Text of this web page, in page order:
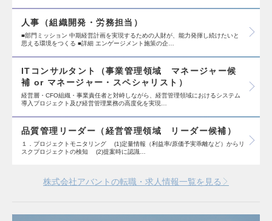
人事（組織開発・労務担当）
■部門ミッション 中期経営計画を実現するための人財が、能力発揮し続けたいと
思える環境をつくる ■詳細 エンゲージメント施策の企…
ITコンサルタント（事業管理領域 マネージャー候
補 or マネージャー・スペシャリスト）
経営層・CFO組織・事業責任者と対峙しながら、経営管理領域におけるシステム
導入プロジェクト及び経営管理業務の高度化を実現…
品質管理リーダー（経営管理領域 リーダー候補）
１．プロジェクトモニタリング (1)定量情報（利益率/原価予実乖離など）からリ
スクプロジェクトの検知 (2)提案時に認識…
株式会社アバントの転職・求人情報一覧を見る